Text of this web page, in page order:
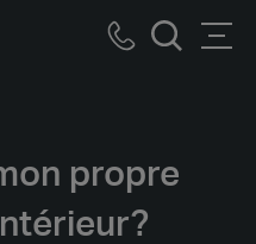
Call
propre